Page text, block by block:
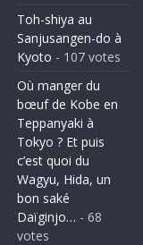
Toh-shiya au
Sanjusangen-do à
Kyoto - 107 votes
Où manger du
bœuf de Kobe en
Teppanyaki à
Tokyo ? Et puis
c’est quoi du
Wagyu, Hida, un
bon saké
Daïginjo… - 68
votes